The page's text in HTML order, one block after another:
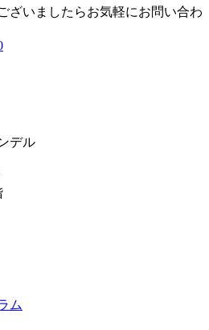
ざいましたらお気軽にお問い合わ
デル
ム